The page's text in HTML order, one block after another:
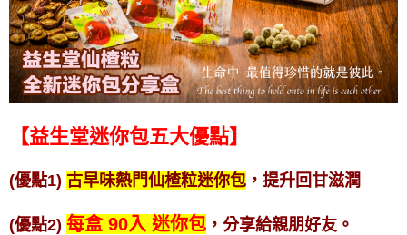
【益生堂迷你包五大優點】
(優點1) 古早味熱門仙楂粒迷你包 ，提升回甘滋潤
(優點2) 每盒 90入 迷你包 ，分享給親朋好友。